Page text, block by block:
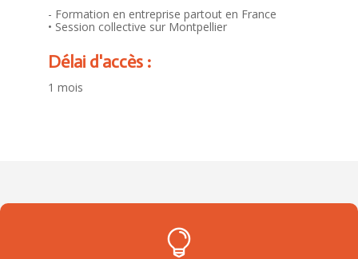
- Formation en entreprise partout en France
• Session collective sur Montpellier
Délai d'accès :
1 mois
